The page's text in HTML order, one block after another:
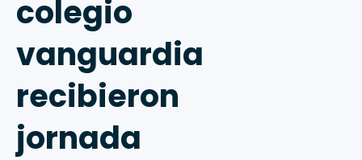
colegio
vanguardia
recibieron
jornada